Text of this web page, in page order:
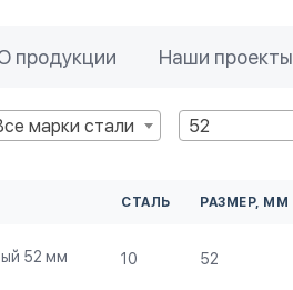
продукции Наши проекты
марки стали 52
СТАЛЬ РАЗМЕР, ММ
52 мм 10 52